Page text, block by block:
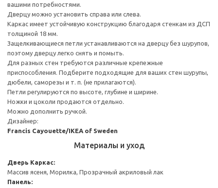
вашими потребностями.
Дверцу можно установить справа или слева.
Каркас имеет устойчивую конструкцию благодаря стенкам из ДСП
толщиной 18 мм.
Защелкивающиеся петли устанавливаются на дверцу без шурупов,
поэтому дверцу легко снять и помыть.
Для разных стен требуются различные крепежные
приспособления. Подберите подходящие для ваших стен шурупы,
дюбели, саморезы и т. п. (не прилагаются).
Петли регулируются по высоте, глубине и ширине.
Ножки и цоколи продаются отдельно.
Можно дополнить ручкой.
Дизайнер:
Francis Cayouette/IKEA of Sweden
Материалы и уход
Дверь Каркас:
Массив ясеня, Морилка, Прозрачный акриловый лак
Панель: